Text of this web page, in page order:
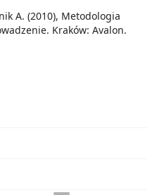
A. (2010), Metodologia
Kraków: Avalon.